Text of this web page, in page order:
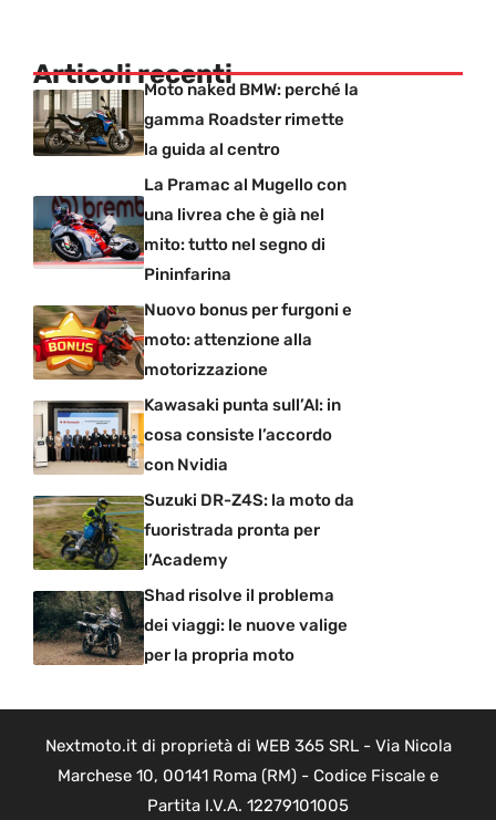
Articoli recentiMoto naked BMW: perché la
gamma Roadster rimette
la guida al centro
La Pramac al Mugello con
una livrea che è già nel
mito: tutto nel segno di
Pininfarina
Nuovo bonus per furgoni e
moto: attenzione alla
motorizzazione
Kawasaki punta sull’AI: in
cosa consiste l’accordo
con Nvidia
Suzuki DR-Z4S: la moto da
fuoristrada pronta per
l’Academy
Shad risolve il problema
dei viaggi: le nuove valige
per la propria moto
Nextmoto.it di proprietà di WEB 365 SRL - Via Nicola
Marchese 10, 00141 Roma (RM) - Codice Fiscale e
Partita I.V.A. 12279101005